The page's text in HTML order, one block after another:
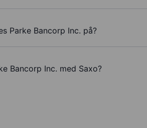
Parke Bancorp Inc. på?
Bancorp Inc. med Saxo?